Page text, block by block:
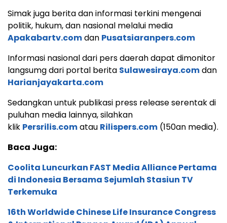
Simak juga berita dan informasi terkini mengenai
politik, hukum, dan nasional melalui media
Apakabartv.comdan Pusatsiaranpers.com
Informasi nasional dari pers daerah dapat dimonitor
langsumg dari portal berita Sulawesiraya.comdan
Harianjayakarta.com
Sedangkan untuk publikasi press release serentak di
puluhan media lainnya, silahkan
klik Persrilis.comatau Rilispers.com (150an media).
Baca Juga:
Coolita Luncurkan FAST Media Alliance Pertama
di Indonesia Bersama Sejumlah Stasiun TV
Terkemuka
16th Worldwide Chinese Life Insurance Congress